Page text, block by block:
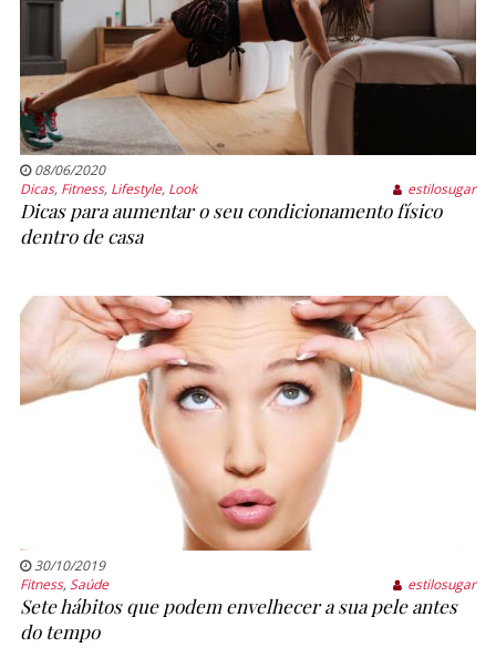
08/06/2020
Dicas, Fitness, Lifestyle, Look estilosugar
Dicas para aumentar o seu condicionamento físico
dentro de casa
30/10/2019
Fitness,Saúde estilosugar
Sete hábitos que podem envelhecer a sua pele antes
do tempo